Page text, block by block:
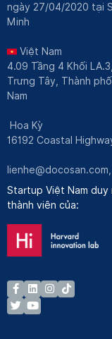
ngày 27/04/2020 tại
Minh
Việt Nam
4.09 Tầng 4 Khối
Trưng Tây, Thành
Nam
Hoa Kỳ
16192 Coastal
lienhe@docosan.com
Startup Việt Nam duy
thành viên của: